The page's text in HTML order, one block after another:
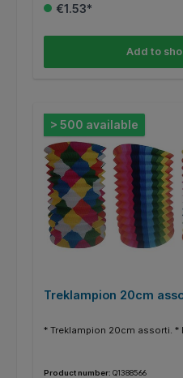
€1.53*
Add to
> 500 available
Treklampion 20cm
* Treklampion 20cm assorti. *
Product number: Q1388566